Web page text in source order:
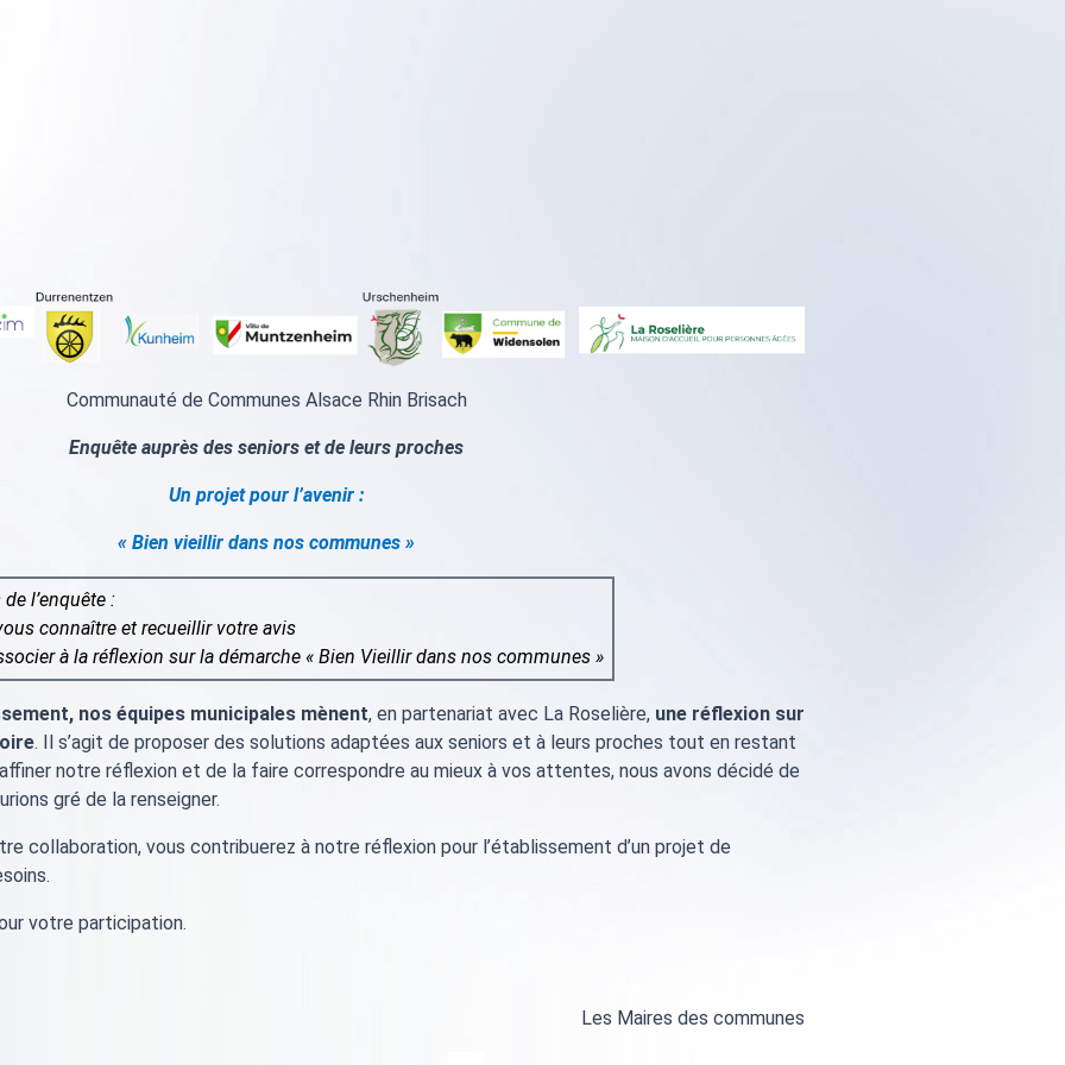
Communauté de Communes Alsace Rhin Brisach
Enquête auprès des seniors et de leurs proches
Un projet pour l’avenir :
« Bien vieillir dans nos communes »
l’enquête :
connaître et recueillir votre avis
à la réflexion sur la démarche « Bien Vieillir dans nos communes »
nos équipes municipales mènent, en partenariat avec La Roselière, une réflexion sur
. Il s’agit de proposer des solutions adaptées aux seniors et à leurs proches tout en restant
notre réflexion et de la faire correspondre au mieux à vos attentes, nous avons décidé de
gré de la renseigner.
collaboration, vous contribuerez à notre réflexion pour l’établissement d’un projet de
votre participation.
Les Maires des communes